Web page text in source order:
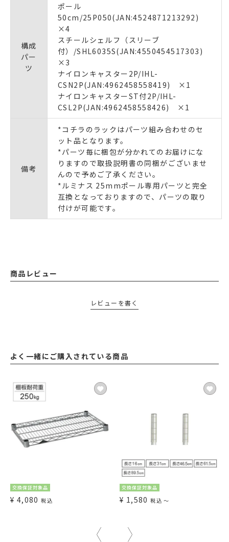
構成
パー
ツ
ポール
50cm/25P050(JAN:4524871213292)
×4
スチールシェルフ（スリーブ
付）/SHL6035S(JAN:4550454517303)
×3
ナイロンキャスター2P/IHL-
CSN2P(JAN:4962458558419) ×1
ナイロンキャスターST付2P/IHL-
CSL2P(JAN:4962458558426) ×1
備考
*コチラのラックはパーツ組み合わせのセ
ット品となります。
*パーツ毎に梱包が分かれてのお届けにな
りますので取扱説明書の同梱がございませ
んので予めご了承ください。
*ルミナス 25mmポール専用パーツと完全
互換となっておりますので、パーツの取り
付けが可能です。
商品レビュー
レビューを書く
よく一緒にご購入されている商品
交換保証対象品
¥ 4,080 税込
交換保証対象品
¥ 1,580 税込 〜